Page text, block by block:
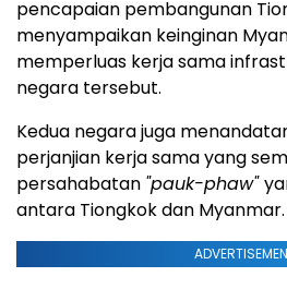
pencapaian pembangunan
menyampaikan keinginan
memperluas kerja sama
negara tersebut.
Kedua negara juga
perjanjian kerja sama yang
persahabatan "pauk-phaw"
antara Tiongkok dan Myanmar.